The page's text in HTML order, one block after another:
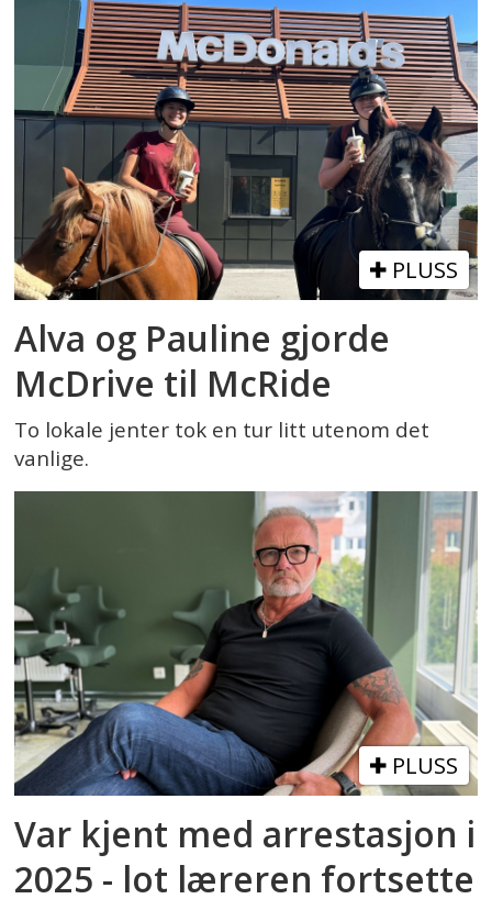
PLUSS
Alva og Pauline gjorde
McDrive til McRide
To lokale jenter tok en tur litt utenom det
vanlige.
PLUSS
Var kjent med arrestasjon i
2025 - lot læreren fortsette